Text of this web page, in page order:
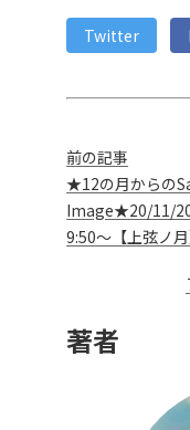
Twitter
前の記事
★12の月からの
Image★20/11/
9:50～【上弦ノ月
著者